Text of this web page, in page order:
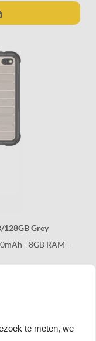
128GB Grey
- 8GB RAM -
te meten, we